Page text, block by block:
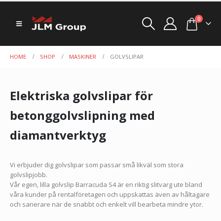
0
HOME SHOP MASKINER GOLVSLIPAR
Elektriska golvslipar för
betonggolvslipning med
diamantverktyg
Vi erbjuder dig golvslipar som passar små likväl som stora
golvslipjobb.
Vår egen, lilla golvslip Barracuda S4 är en riktig slitvarg ute bland
våra kunder på rentalföretagen och uppskattas även av håltagare
och sanerare när de snabbt och enkelt vill bearbeta mindre ytor.